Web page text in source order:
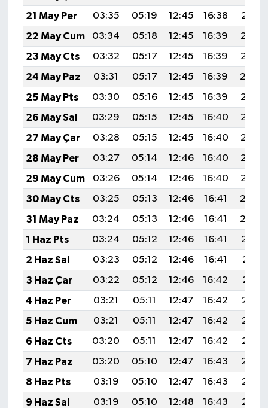
21 May Per
03:35 05:19 12:45 16:38
20:01
22 May Cum
03:34 05:18 12:45 16:39
20:02
23 May Cts
03:32 05:17 12:45 16:39
20:03
24 May Paz
03:31 05:17 12:45 16:39
20:04
25 May Pts
03:30 05:16 12:45 16:39
20:05
26 May Sal
03:29 05:15 12:45 16:40
20:05
27 May Çar
03:28 05:15 12:45 16:40
20:06
28 May Per
03:27 05:14 12:46 16:40
20:07
29 May Cum
03:26 05:14 12:46 16:40
20:08
30 May Cts
03:25 05:13 12:46 16:41
20:09
31 May Paz
03:24 05:13 12:46 16:41
20:09
1 Haz Pts
03:24 05:12 12:46 16:41
20:10
2 Haz Sal
03:23 05:12 12:46 16:41
20:11
3 Haz Çar
03:22 05:12 12:46 16:42
20:11
4 Haz Per
03:21 05:11 12:47 16:42
20:12
5 Haz Cum
03:21 05:11 12:47 16:42
20:13
6 Haz Cts
03:20 05:11 12:47 16:42
20:13
7 Haz Paz
03:20 05:10 12:47 16:43
20:14
8 Haz Pts
03:19 05:10 12:47 16:43
20:15
9 Haz Sal
03:19 05:10 12:48 16:43
20:15